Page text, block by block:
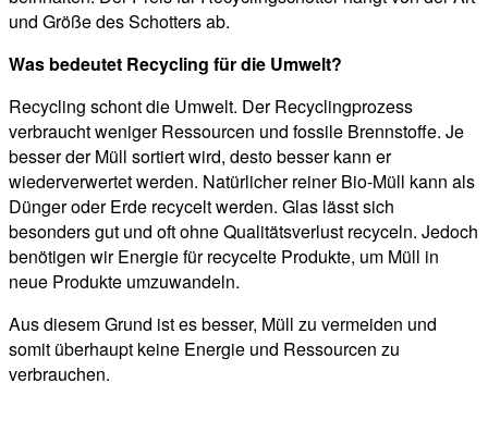
und Größe des Schotters ab.
Was bedeutet Recycling für die Umwelt?
Recycling schont die Umwelt. Der Recyclingprozess
verbraucht weniger Ressourcen und fossile Brennstoffe. Je
besser der Müll sortiert wird, desto besser kann er
wiederverwertet werden. Natürlicher reiner Bio-Müll kann als
Dünger oder Erde recycelt werden. Glas lässt sich
besonders gut und oft ohne Qualitätsverlust recyceln. Jedoch
benötigen wir Energie für recycelte Produkte, um Müll in
neue Produkte umzuwandeln.
Aus diesem Grund ist es besser, Müll zu vermeiden und
somit überhaupt keine Energie und Ressourcen zu
verbrauchen.